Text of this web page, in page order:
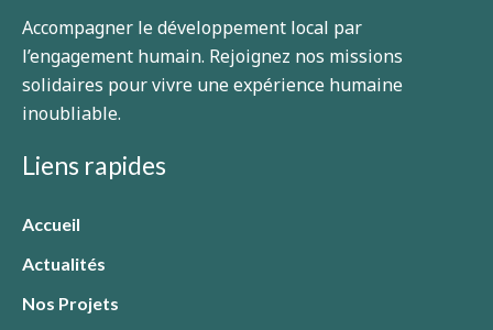
Accompagner le développement local par
l’engagement humain. Rejoignez nos missions
solidaires pour vivre une expérience humaine
inoubliable.
Liens rapides
Accueil
Actualités
Nos Projets